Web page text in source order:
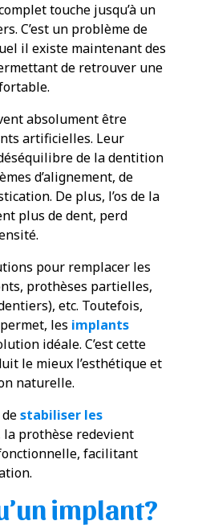
touche jusqu’à un
C’est un problème de
il existe maintenant des
de retrouver une
absolument être
artificielles. Leur
de la dentition
d’alignement, de
De plus, l’os de la
plus de dent, perd
pour remplacer les
prothèses partielles,
etc. Toutefois,
les implants
idéale. C’est cette
le mieux l’esthétique et
naturelle.
stabiliser les
la prothèse redevient
facilitant
implant?